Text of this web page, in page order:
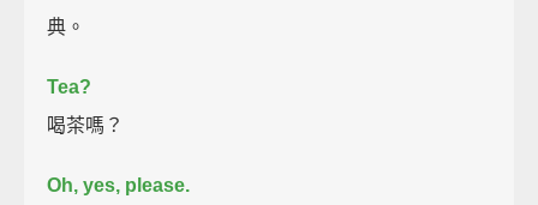
典。
Tea?
喝茶嗎？
Oh, yes, please.